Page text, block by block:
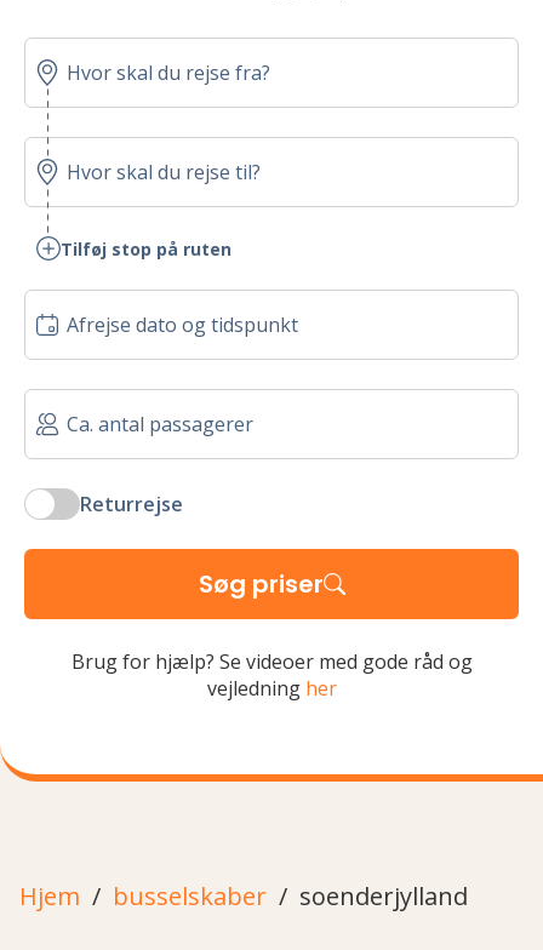
Tilføj stop på ruten
Returrejse
Søg priser
Brug for hjælp? Se videoer med gode råd og
vejledning her
Hjem busselskaber soenderjylland